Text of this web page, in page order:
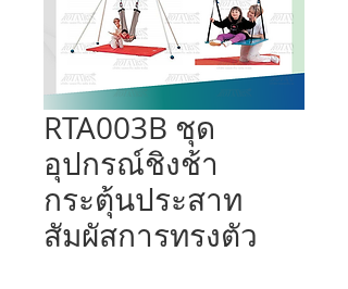
RTA003B ชุด
อุปกรณ์ชิงช้า
กระตุ้นประสาท
สัมผัสการทรงตัว